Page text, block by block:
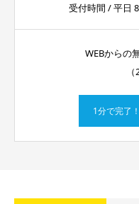
受付時間 / 平日
WEBからの
1分で完了